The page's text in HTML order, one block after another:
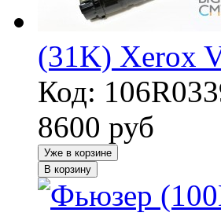
(31K) Xerox
Код:
8600 руб
Уже в корзине
В корзину